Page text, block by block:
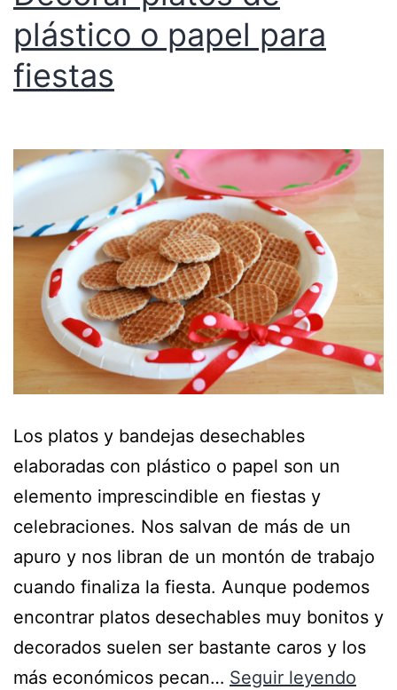
plástico o papel para
fiestas
Los platos y bandejas desechables
elaboradas con plástico o papel son un
elemento imprescindible en fiestas y
celebraciones. Nos salvan de más de un
apuro y nos libran de un montón de trabajo
cuando finaliza la fiesta. Aunque podemos
encontrar platos desechables muy bonitos y
decorados suelen ser bastante caros y los
más económicos pecan… Seguir leyendo